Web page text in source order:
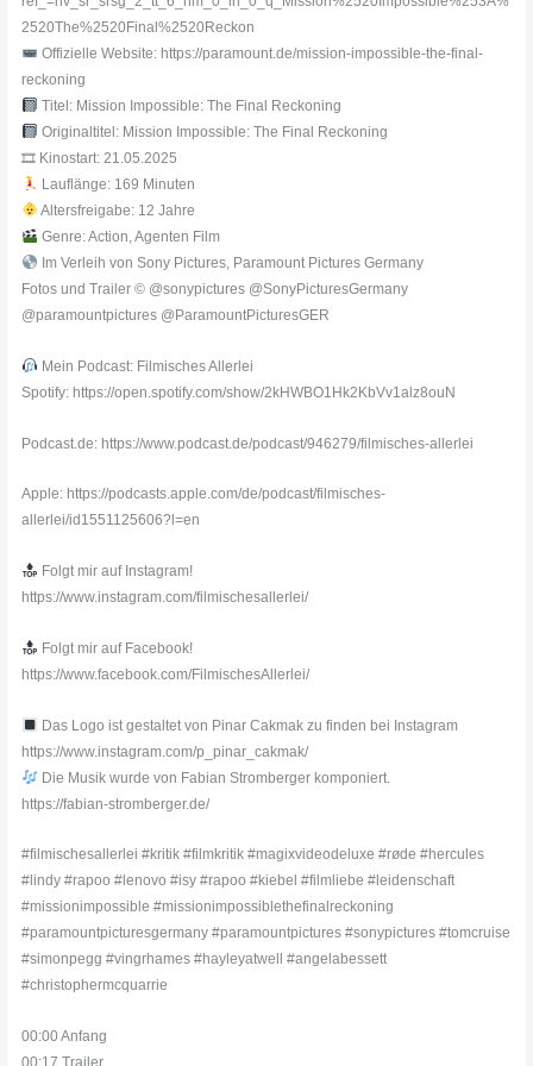
2520The%2520Final%2520Reckon
Offizielle Website: https://paramount.de/mission-impossible-the-final-
reckoning
Titel: Mission Impossible: The Final Reckoning
Originaltitel: Mission Impossible: The Final Reckoning
🎞 Kinostart: 21.05.2025
Lauflänge: 169 Minuten
Altersfreigabe: 12 Jahre
Genre: Action, Agenten Film
Im Verleih von Sony Pictures, Paramount Pictures Germany
Fotos und Trailer © @sonypictures @SonyPicturesGermany
@paramountpictures @ParamountPicturesGER
Mein Podcast: Filmisches Allerlei
Spotify: https://open.spotify.com/show/2kHWBO1Hk2KbVv1alz8ouN
Podcast.de: https://www.podcast.de/podcast/946279/filmisches-allerlei
Apple: https://podcasts.apple.com/de/podcast/filmisches-
allerlei/id1551125606?l=en
Folgt mir auf Instagram!
https://www.instagram.com/filmischesallerlei/
Folgt mir auf Facebook!
https://www.facebook.com/FilmischesAllerlei/
Das Logo ist gestaltet von Pinar Cakmak zu finden bei Instagram
https://www.instagram.com/p_pinar_cakmak/
Die Musik wurde von Fabian Stromberger komponiert.
https://fabian-stromberger.de/
#filmischesallerlei #kritik #filmkritik #magixvideodeluxe #røde #hercules
#lindy #rapoo #lenovo #isy #rapoo #kiebel #filmliebe #leidenschaft
#missionimpossible #missionimpossiblethefinalreckoning
#paramountpicturesgermany #paramountpictures #sonypictures #tomcruise
#simonpegg #vingrhames #hayleyatwell #angelabessett
#christophermcquarrie
00:00 Anfang
00:17 Trailer